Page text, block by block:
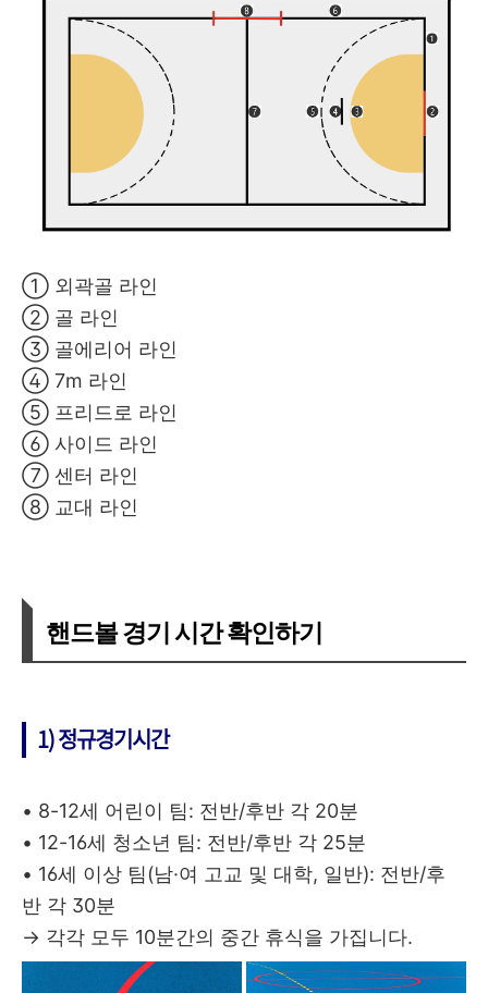
➀ 외곽골 라인
➁ 골 라인
➂ 골에리어 라인
➃ 7m 라인
➄ 프리드로 라인
➅ 사이드 라인
➆ 센터 라인
➇ 교대 라인
핸드볼 경기 시간 확인하기
1) 정규경기시간
• 8-12세 어린이 팀: 전반/후반 각 20분
• 12-16세 청소년 팀: 전반/후반 각 25분
• 16세 이상 팀(남·여 고교 및 대학, 일반): 전반/후
반 각 30분
→ 각각 모두 10분간의 중간 휴식을 가집니다.